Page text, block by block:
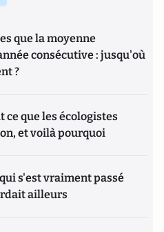
que la moyenne
consécutive : jusqu'où
?
ce que les écologistes
et voilà pourquoi
s'est vraiment passé
ailleurs